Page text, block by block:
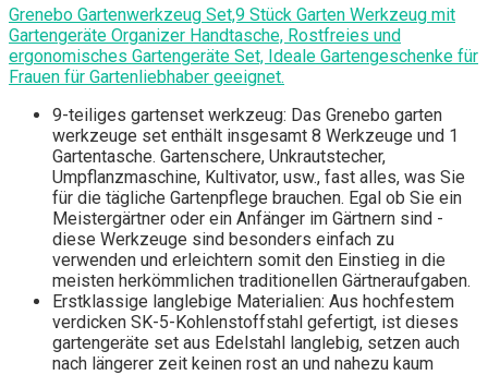
Grenebo Gartenwerkzeug Set,9 Stück Garten Werkzeug mit
Gartengeräte Organizer Handtasche, Rostfreies und
ergonomisches Gartengeräte Set, Ideale Gartengeschenke für
Frauen für Gartenliebhaber geeignet.
9-teiliges gartenset werkzeug: Das Grenebo garten
werkzeuge set enthält insgesamt 8 Werkzeuge und 1
Gartentasche. Gartenschere, Unkrautstecher,
Umpflanzmaschine, Kultivator, usw., fast alles, was Sie
für die tägliche Gartenpflege brauchen. Egal ob Sie ein
Meistergärtner oder ein Anfänger im Gärtnern sind -
diese Werkzeuge sind besonders einfach zu
verwenden und erleichtern somit den Einstieg in die
meisten herkömmlichen traditionellen Gärtneraufgaben.
Erstklassige langlebige Materialien: Aus hochfestem
verdicken SK-5-Kohlenstoffstahl gefertigt, ist dieses
gartengeräte set aus Edelstahl langlebig, setzen auch
nach längerer zeit keinen rost an und nahezu kaum